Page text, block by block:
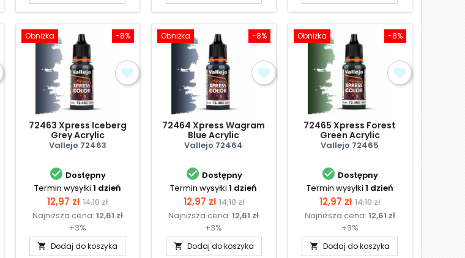
-8%
Obniżka
72463 Xpress Iceberg
Grey Acrylic
Vallejo 72463
 Dostępny
Termin wysyłki 1 dzień
Cena
12,97 zł Cena
podstawowa
14,10 zł
Najniższa cena: 12,61 zł
+3%
 Dodaj do koszyka
-8%
Obniżka
72464 Xpress Wagram
Blue Acrylic
Vallejo 72464
 Dostępny
Termin wysyłki 1 dzień
Cena
12,97 zł Cena
podstawowa
14,10 zł
Najniższa cena:12,61 zł
+3%
 Dodaj do koszyka
-8%
Obniżka
72465 Xpress Forest
Green Acrylic
Vallejo 72465
 Dostępny
Termin wysyłki 1 dzień
Cena
12,97 zł Cena
podstawowa
14,10 zł
Najniższa cena: 12,61 zł
+3%
 Dodaj do koszyka